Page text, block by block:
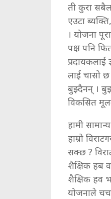
ती कुरा
एउटा
। योजना
पक्ष पनि
लाई चासो
बुझ्दैनन् ।
विकसित
हामी
हाम्रो
सक्छ ?
शैक्षिक हब
शैक्षिक हव
योजनाले